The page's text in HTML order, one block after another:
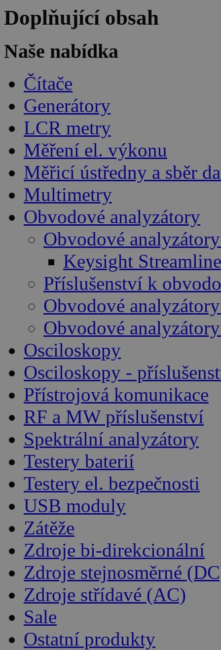
Doplňující obsah
Naše nabídka
Čítače
Generátory
LCR metry
Měření el. výkonu
Měřicí ústředny a sběr
Multimetry
Obvodové analyzátory
Obvodové
Keysight
Příslušenství k
Obvodové
Obvodové
Osciloskopy
Osciloskopy -
Přístrojová komunikace
RF a MW příslušenství
Spektrální analyzátory
Testery baterií
Testery el. bezpečnosti
USB moduly
Zátěže
Zdroje bi-direkcionální
Zdroje stejnosměrné
Zdroje střídavé (AC)
Sale
Ostatní produkty